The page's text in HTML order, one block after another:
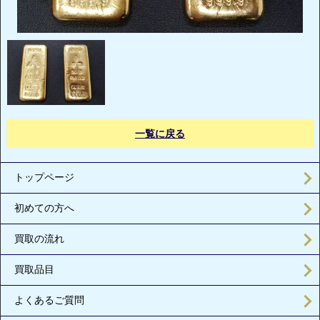
一覧に戻る
トップページ
初めての方へ
買取の流れ
買取品目
よくあるご質問